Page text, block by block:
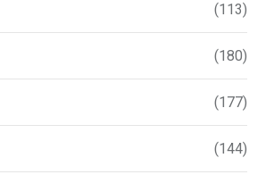
(113)
(180)
(177)
(144)